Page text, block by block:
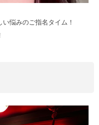
悩みのご指名タイム！